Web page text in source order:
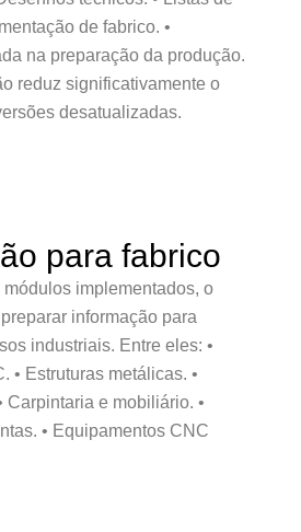
de fabrico. •
na preparação da produção.
reduz significativamente o
desatualizadas.
para fabrico
implementados, o
informação para
industriais. Entre eles: •
• Estruturas metálicas. •
Carpintaria e mobiliário. •
• Equipamentos CNC